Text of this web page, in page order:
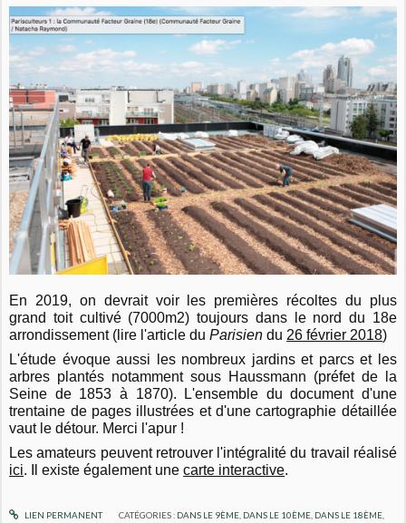
En 2019, on devrait voir les premières récoltes du plus
grand toit cultivé (7000m2) toujours dans le nord du 18e
arrondissement (lire l'article duParisien du 26 février 2018)
L'étude évoque aussi les nombreux jardins et parcs et les
arbres plantés notamment sous Haussmann (préfet de la
Seine de 1853 à 1870). L'ensemble du document d'une
trentaine de pages illustrées et d'une cartographie détaillée
vaut le détour. Merci l'apur !
Les amateurs peuvent retrouver l'intégralité du travail réalisé
ici. Il existe également unecarte interactive.
LIEN PERMANENT CATÉGORIES : DANS LE 9ÈME, DANS LE 10ÈME, DANS LE 18ÈME,